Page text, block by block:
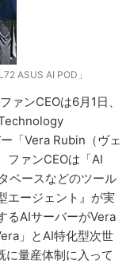
ASUS AI POD」
ァンCEOは6月1日、
「Vera Rubin（ヴェ
ファンCEOは「AI
ベースなどのツール
エージェント』が実
るAIサーバーがVera
」とAI特化型次世
に量産体制に入って